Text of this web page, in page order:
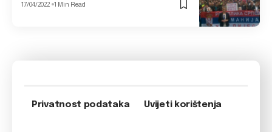
17/04/2022 1 Min Read
Privatnost podataka Uvijeti korištenja